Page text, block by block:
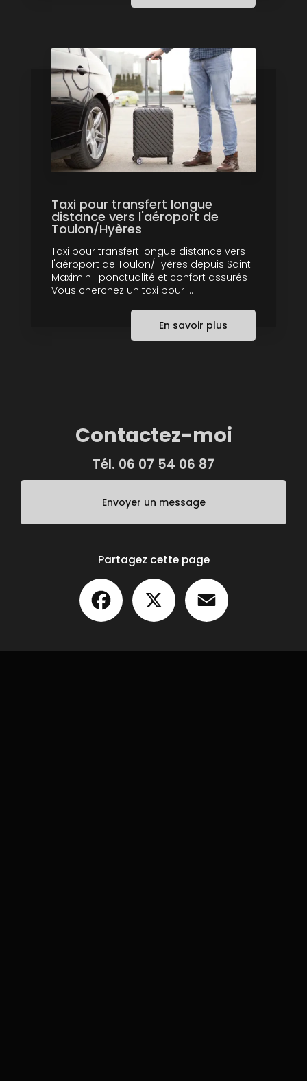
Taxi pour transfert longue
distance vers l'aéroport de
Toulon/Hyères
Taxi pour transfert longue distance vers
l'aéroport de Toulon/Hyères depuis Saint-
Maximin : ponctualité et confort assurés
Vous cherchez un taxi pour ...
En savoir plus
Contactez-moi
Tél. 06 07 54 06 87
Envoyer un message
Partagez cette page
Facebook